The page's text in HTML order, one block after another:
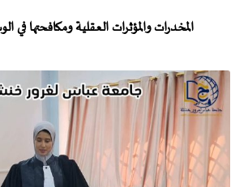
المخدرات والمؤثرات العقلية ومكافحتها في